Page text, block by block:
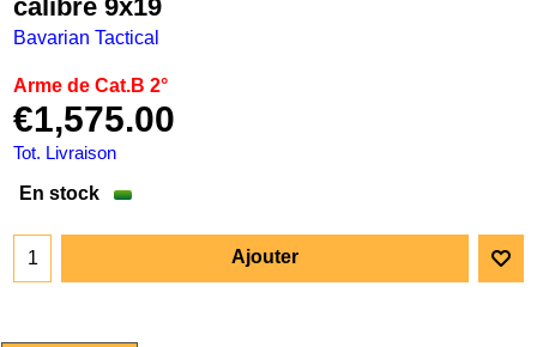
calibre 9x19
Bavarian Tactical
Arme de Cat.B 2°
€1,575.00
Tot. Livraison
En stock
Ajouter